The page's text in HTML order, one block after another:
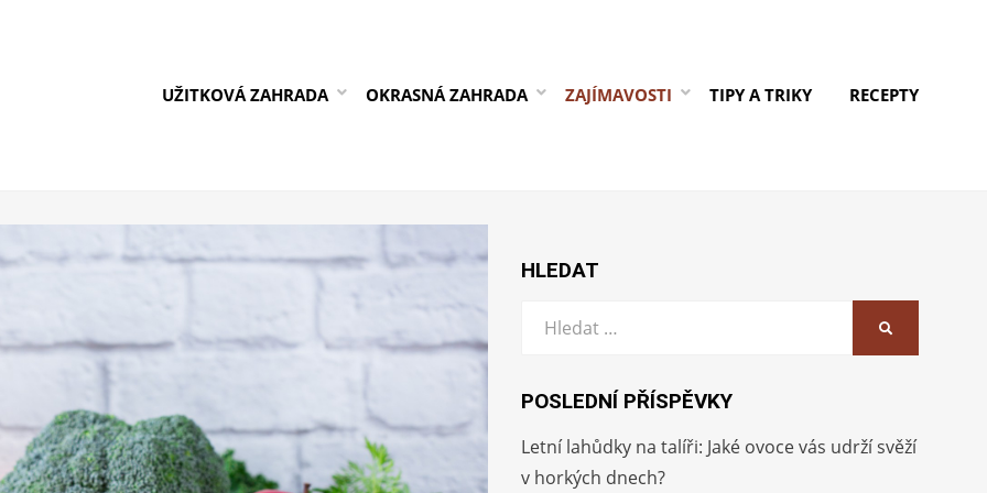
UŽITKOVÁ ZAHRADA OKRASNÁ ZAHRADA ZAJÍMAVOSTI TIPY A TRIKY RECEPTY
HLEDAT
Vyhledat:
POSLEDNÍ PŘÍSPĚVKY
Letní lahůdky na talíři: Jaké ovoce vás udrží svěží
v horkých dnech?